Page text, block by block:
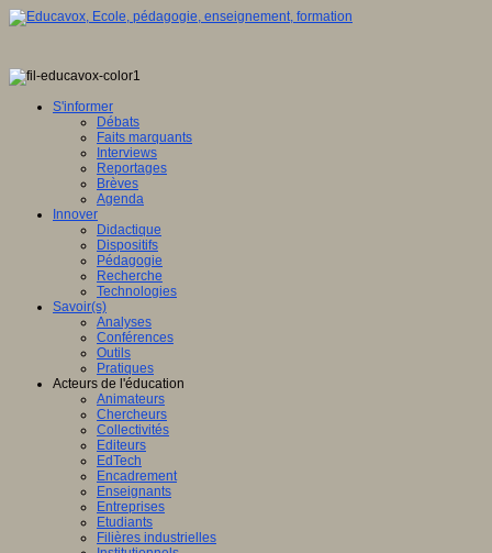
S'informer
Débats
Faits marquants
Interviews
Reportages
Brèves
Agenda
Innover
Didactique
Dispositifs
Pédagogie
Recherche
Technologies
Savoir(s)
Analyses
Conférences
Outils
Pratiques
Acteurs de l'éducation
Animateurs
Chercheurs
Collectivités
Editeurs
EdTech
Encadrement
Enseignants
Entreprises
Etudiants
Filières industrielles